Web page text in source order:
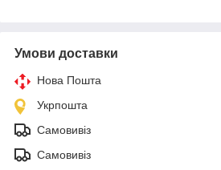
Умови доставки
Нова Пошта
Укрпошта
Самовивіз
Самовивіз